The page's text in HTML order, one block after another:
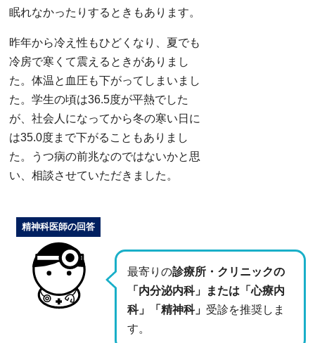
眠れなかったりするときもあります。
昨年から冷え性もひどくなり、夏でも
冷房で寒くて震えるときがありまし
た。体温と血圧も下がってしまいまし
た。学生の頃は36.5度が平熱でした
が、社会人になってから冬の寒い日に
は35.0度まで下がることもありまし
た。うつ病の前兆なのではないかと思
い、相談させていただきました。
最寄りの診療所・クリニックの
「内分泌内科」または「心療内
科」「精神科」 受診を推奨しま
す。
精神科医師の回答